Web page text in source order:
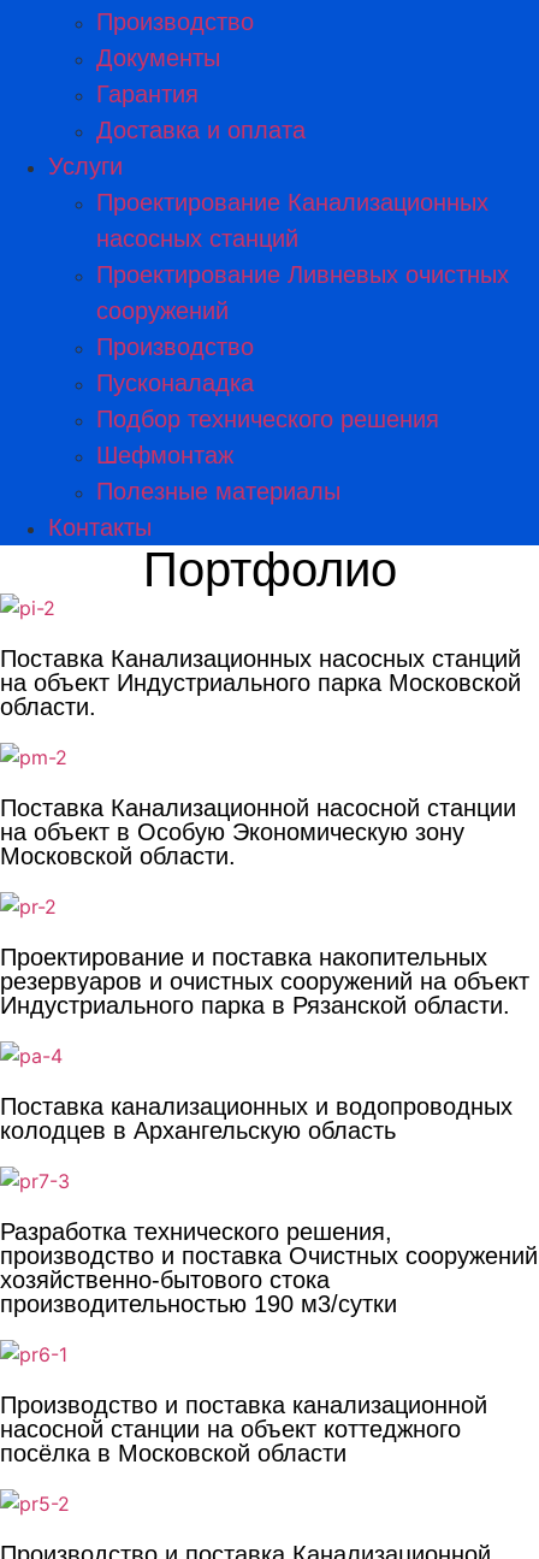
Производство
Документы
Гарантия
Доставка и оплата
Услуги
Проектирование Канализационных
насосных станций
Проектирование Ливневых очистных
сооружений
Производство
Пусконаладка
Подбор технического решения
Шефмонтаж
Полезные материалы
Контакты
Портфолио
Поставка Канализационных насосных станций
на объект Индустриального парка Московской
области.
Поставка Канализационной насосной станции
на объект в Особую Экономическую зону
Московской области.
Проектирование и поставка накопительных
резервуаров и очистных сооружений на объект
Индустриального парка в Рязанской области.
Поставка канализационных и водопроводных
колодцев в Архангельскую область
Разработка технического решения,
производство и поставка Очистных сооружений
хозяйственно-бытового стока
производительностью 190 м3/сутки
Производство и поставка канализационной
насосной станции на объект коттеджного
посёлка в Московской области